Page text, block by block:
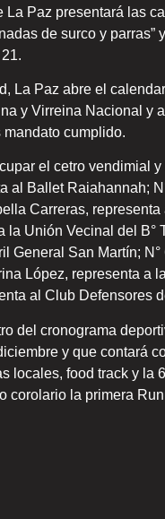
La Paz presentará las
de surco y
La Paz abre el
y Virreina Nacional y
cumplido.
el cetro vendimial
al Ballet Raiahannah;
Carreras,
la Unión Vecinal del B°
General San Martín;
López, representa a
al Club Defensores
del cronograma
y que contará
locales, food track y la
corolario la primera